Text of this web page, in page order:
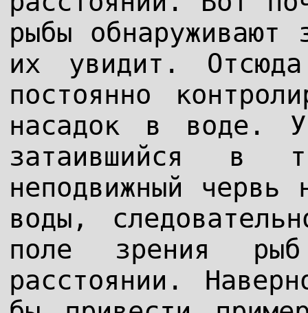
рыбы обнаруживают
их увидит.
постоянно
насадок в воде.
затаившийся в
неподвижный червь
воды,
поле зрения
расстоянии.